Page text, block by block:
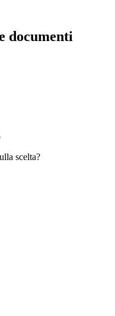
documenti
scelta?